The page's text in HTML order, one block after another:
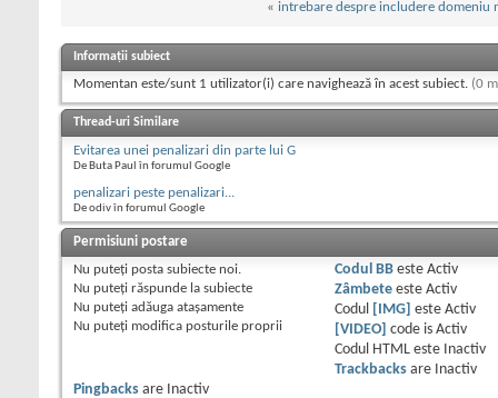
« intrebare despre includere domeniu
Informații subiect
Momentan este/sunt 1 utilizator(i) care navighează în acest subiect. (0
Thread-uri Similare
Evitarea unei penalizari din parte lui G
De Buta Paul în forumul Google
penalizari peste penalizari...
De odiv în forumul Google
Permisiuni postare
Nu puteţi posta subiecte noi.
Nu puteţi răspunde la subiecte
Nu puteţi adăuga ataşamente
Nu puteţi modifica posturile proprii
Codul BBeste Activ
Zâmbeteeste Activ
Codul
[IMG] este Activ
[VIDEO] code is Activ
Codul HTML este
Inactiv
Trackbacksare
Inactiv
Pingbacks are
Inactiv